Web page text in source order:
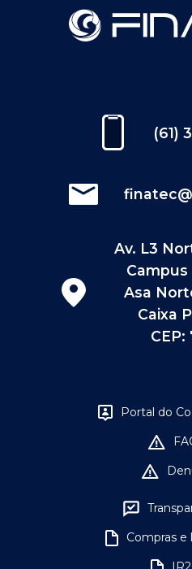
(61)
Av. L3
Campus
Asa
Caixa
CEP:
Portal do
Compras e